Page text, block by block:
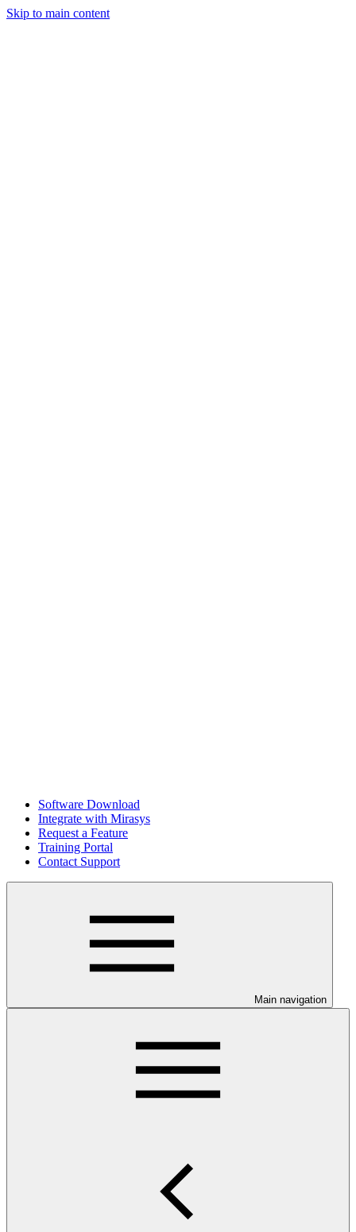
Skip to main content
Software Download
Integrate with Mirasys
Request a Feature
Training Portal
Contact Support
Main navigation